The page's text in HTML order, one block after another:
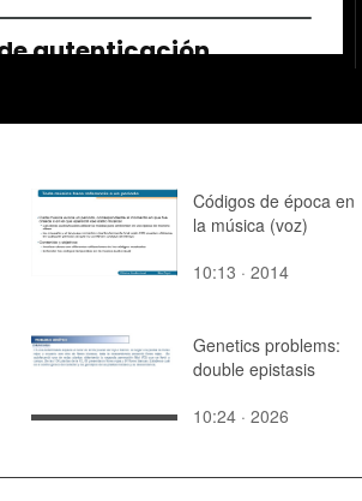
Códigos de época en
la música (voz)
10:13 · 2014
Genetics problems:
double epistasis
10:24 · 2026